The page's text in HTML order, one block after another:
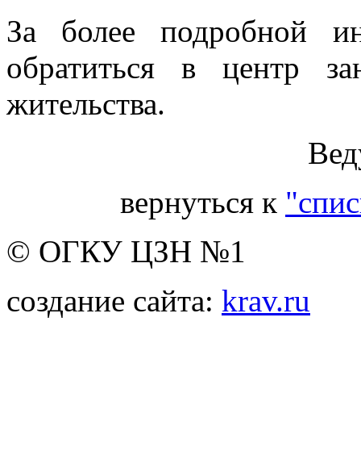
За более подробной
обратиться в центр
жительства.
вернуться к
© ОГКУ ЦЗН №1
создание сайта: krav.ru